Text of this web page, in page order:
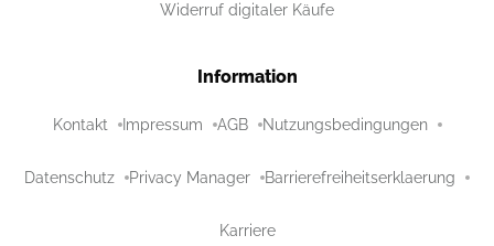
Widerruf digitaler Käufe
Information
Kontakt Impressum AGB Nutzungsbedingungen
Datenschutz Privacy Manager Barrierefreiheitserklaerung
Karriere